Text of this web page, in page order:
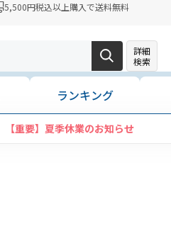
5,500円税込以上購入で送料無料
詳細
検索
ランキング
【重要】夏季休業のお知らせ